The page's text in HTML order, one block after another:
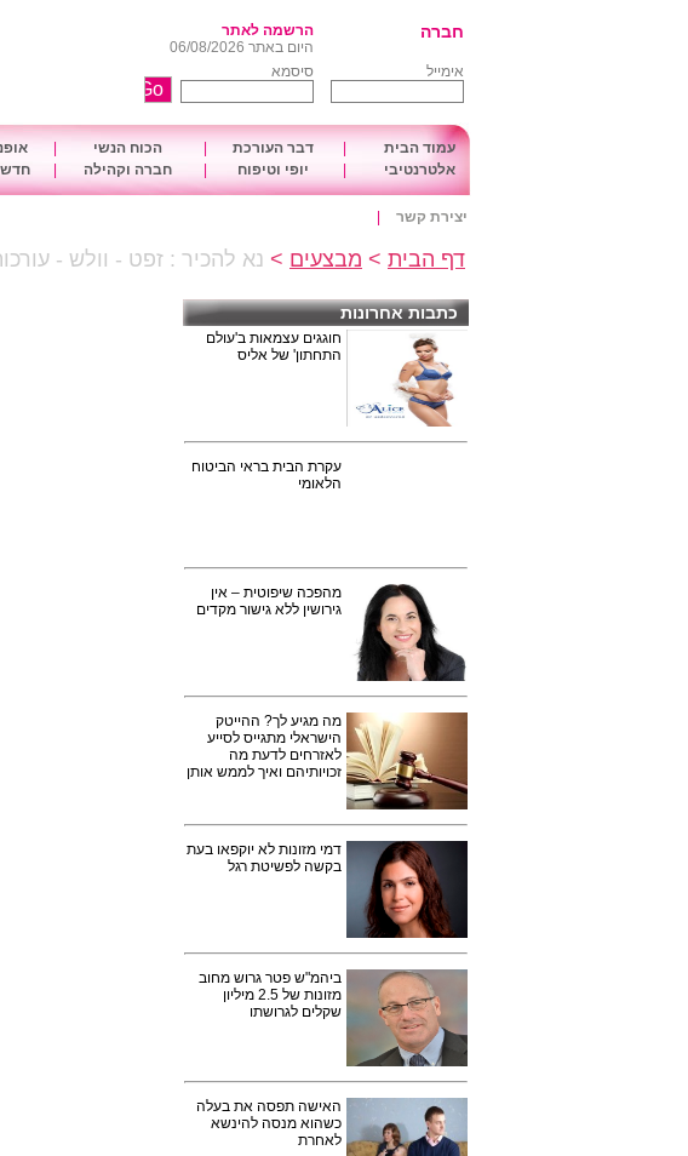
חברה
הרשמה לאתר
היום באתר 06/08/2026
אימייל
סיסמא
עמוד הבית דבר העורכת הכוח הנשי
אלטרנטיבי
יופי וטיפוח חברה וקהילה
יצירת קשר
דף הבית > מבצעים > נא להכיר : זפט - וולש -
כתבות אחרונות
חוגגים עצמאות ב'עולם
התחתון' של אליס
עקרת הבית בראי הביטוח
הלאומי
מהפכה שיפוטית – אין
גירושין ללא גישור מקדים
מה מגיע לך? ההייטק
הישראלי מתגייס לסייע
לאזרחים לדעת מה
זכויותיהם ואיך לממש אותן
דמי מזונות לא יוקפאו בעת
בקשה לפשיטת רגל
ביהמ"ש פטר גרוש מחוב
מזונות של 2.5 מיליון
שקלים לגרושתו
האישה תפסה את בעלה
כשהוא מנסה להינשא
לאחרת